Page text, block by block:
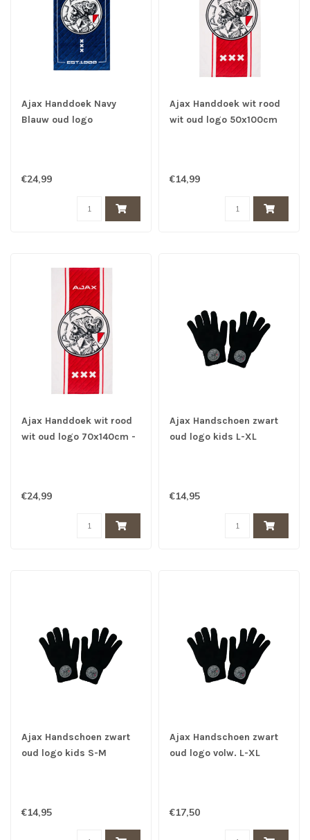
Ajax Handdoek Navy
Blauw oud logo
€24,99
Ajax Handdoek wit rood
wit oud logo 50x100cm
€14,99
Ajax Handdoek wit rood
wit oud logo 70x140cm -
€24,99
Ajax Handschoen zwart
oud logo kids L-XL
€14,95
Ajax Handschoen zwart
oud logo kids S-M
€14,95
Ajax Handschoen zwart
oud logo volw. L-XL
€17,50